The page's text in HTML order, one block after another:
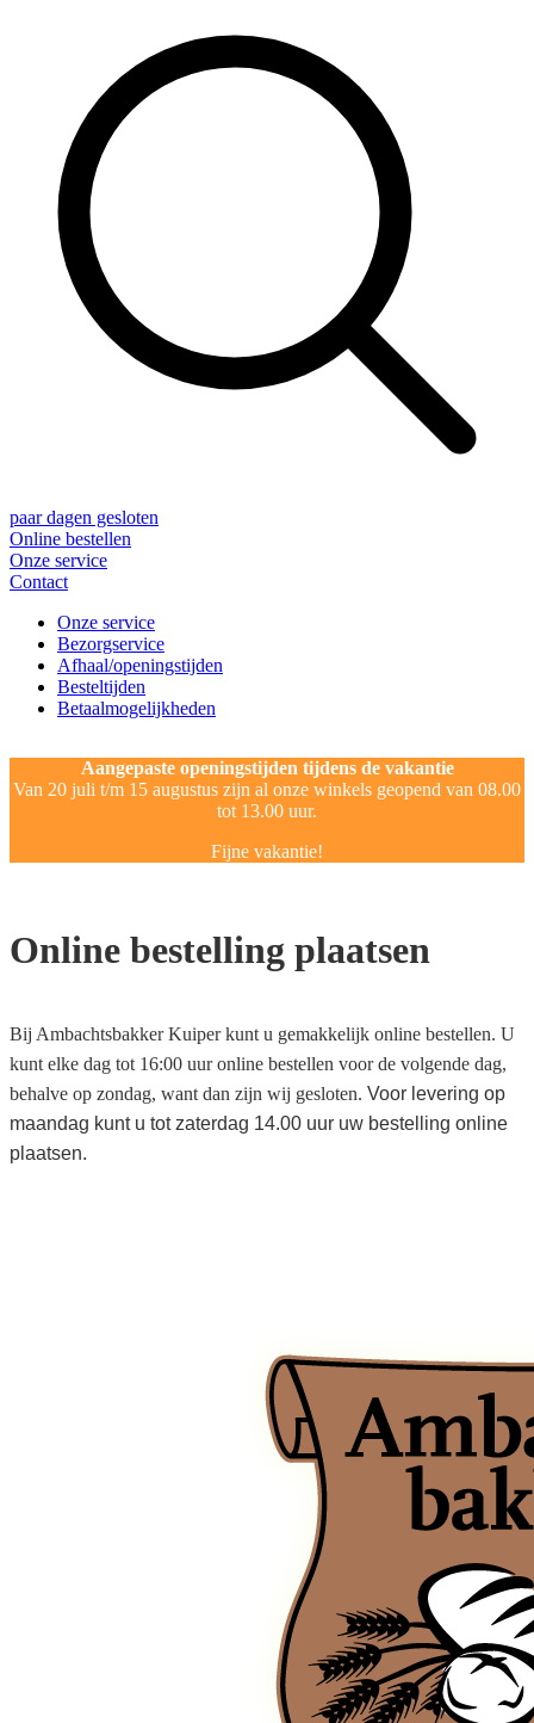
paar dagen gesloten
Online bestellen
Onze service
Contact
Onze service
Bezorgservice
Afhaal/openingstijden
Besteltijden
Betaalmogelijkheden
Aangepaste openingstijden tijdens de vakantie
Van 20 juli t/m 15 augustus zijn al onze winkels geopend van 08.00
tot 13.00 uur.
Fijne vakantie!
Online bestelling plaatsen
Bij Ambachtsbakker Kuiper kunt u gemakkelijk online bestellen. U
kunt elke dag tot 16:00 uur online bestellen voor de volgende dag,
behalve op zondag, want dan zijn wij gesloten. Voor levering op
maandag kunt u tot zaterdag 14.00 uur uw bestelling online
plaatsen.